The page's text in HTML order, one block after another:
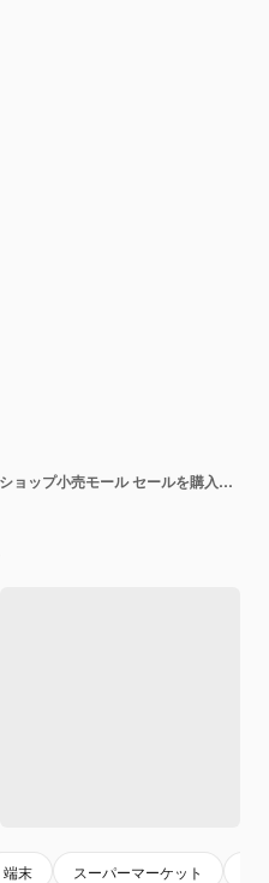
電話アイコン等尺性ベクトル ショップ小売モール セールを購入します。
端末 スーパーマーケット